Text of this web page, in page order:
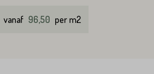
vanaf 96,50 per m2